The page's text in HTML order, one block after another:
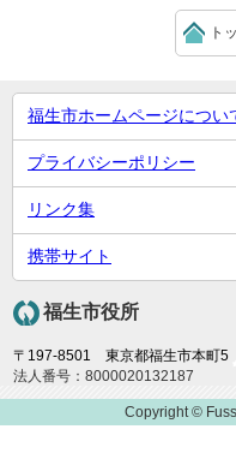
ト
福生市ホームページについ
プライバシーポリシー
リンク集
携帯サイト
福生市役所
〒197-8501 東京都福生市本町5
法人番号：8000020132187
Copyright ©